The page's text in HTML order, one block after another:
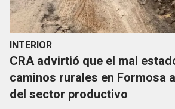
INTERIOR
CRA advirtió que el mal
caminos rurales en Formosa
del sector productivo